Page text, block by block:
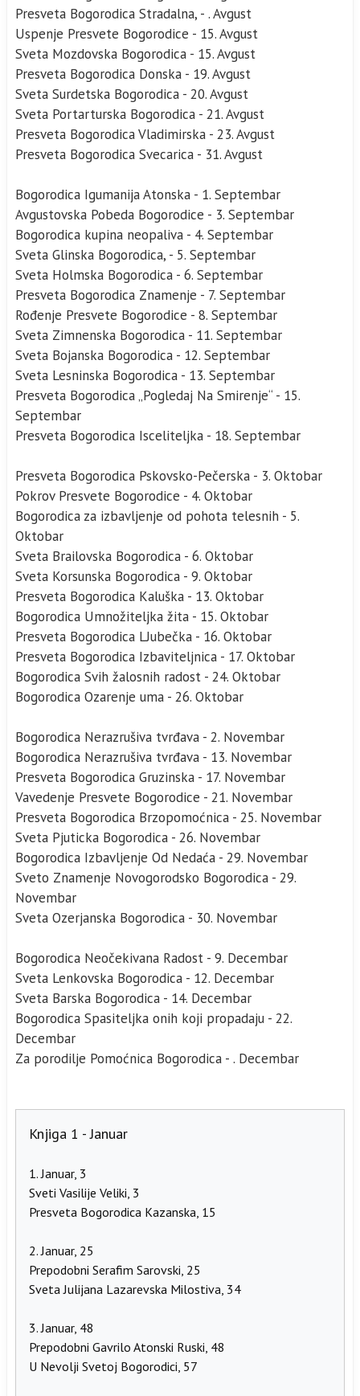
Presveta Bogorodica Stradalna, - . Avgust
Uspenje Presvete Bogorodice - 15. Avgust
Sveta Mozdovska Bogorodica - 15. Avgust
Presveta Bogorodica Donska - 19. Avgust
Sveta Surdetska Bogorodica - 20. Avgust
Sveta Portarturska Bogorodica - 21. Avgust
Presveta Bogorodica Vladimirska - 23. Avgust
Presveta Bogorodica Svecarica - 31. Avgust
Bogorodica Igumanija Atonska - 1. Septembar
Avgustovska Pobeda Bogorodice - 3. Septembar
Bogorodica kupina neopaliva - 4. Septembar
Sveta Glinska Bogorodica, - 5. Septembar
Sveta Holmska Bogorodica - 6. Septembar
Presveta Bogorodica Znamenje - 7. Septembar
Rođenje Presvete Bogorodice - 8. Septembar
Sveta Zimnenska Bogorodica - 11. Septembar
Sveta Bojanska Bogorodica - 12. Septembar
Sveta Lesninska Bogorodica - 13. Septembar
Presveta Bogorodica „Pogledaj Na Smirenje“ - 15.
Septembar
Presveta Bogorodica Isceliteljka - 18. Septembar
Presveta Bogorodica Pskovsko-Pečerska - 3. Oktobar
Pokrov Presvete Bogorodice - 4. Oktobar
Bogorodica za izbavljenje od pohota telesnih - 5.
Oktobar
Sveta Brailovska Bogorodica - 6. Oktobar
Sveta Korsunska Bogorodica - 9. Oktobar
Presveta Bogorodica Kaluška - 13. Oktobar
Bogorodica Umnožiteljka žita - 15. Oktobar
Presveta Bogorodica LJubečka - 16. Oktobar
Presveta Bogorodica Izbaviteljnica - 17. Oktobar
Bogorodica Svih žalosnih radost - 24. Oktobar
Bogorodica Ozarenje uma - 26. Oktobar
Bogorodica Nerazrušiva tvrđava - 2. Novembar
Bogorodica Nerazrušiva tvrđava - 13. Novembar
Presveta Bogorodica Gruzinska - 17. Novembar
Vavedenje Presvete Bogorodice - 21. Novembar
Presveta Bogorodica Brzopomoćnica - 25. Novembar
Sveta Pjuticka Bogorodica - 26. Novembar
Bogorodica Izbavljenje Od Nedaća - 29. Novembar
Sveto Znamenje Novogorodsko Bogorodica - 29.
Novembar
Sveta Ozerjanska Bogorodica - 30. Novembar
Bogorodica Neočekivana Radost - 9. Decembar
Sveta Lenkovska Bogorodica - 12. Decembar
Sveta Barska Bogorodica - 14. Decembar
Bogorodica Spasiteljka onih koji propadaju - 22.
Decembar
Za porodilje Pomoćnica Bogorodica - . Decembar
Knjiga 1 - Januar
1. Januar, 3
Sveti Vasilije Veliki, 3
Presveta Bogorodica Kazanska, 15
2. Januar, 25
Prepodobni Serafim Sarovski, 25
Sveta Julijana Lazarevska Milostiva, 34
3. Januar, 48
Prepodobni Gavrilo Atonski Ruski, 48
U Nevolji Svetoj Bogorodici, 57